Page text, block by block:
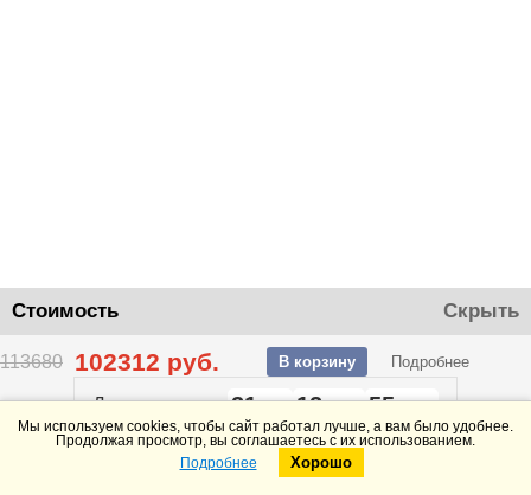
Стоимость Скрыть
113680 102312 руб. В корзину Подробнее
До конца акции21 12 55
Telegram
Мы используем cookies, чтобы сайт работал лучше, а вам было удобнее.
Продолжая просмотр, вы соглашаетесь с их использованием.
Подробнее
Хорошо